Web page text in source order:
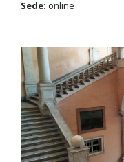
Sede: online